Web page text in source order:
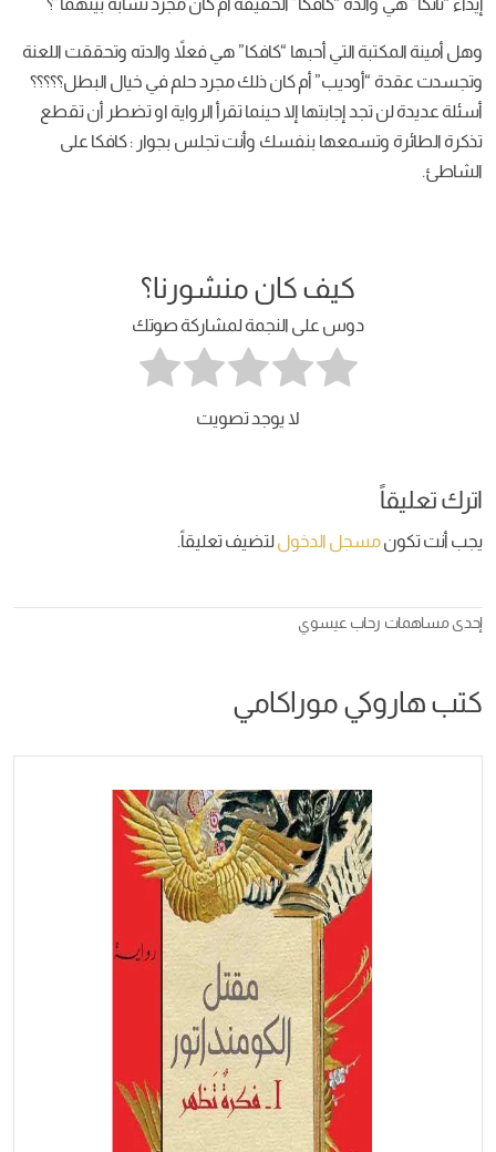
إيذاء “ناتكا” هي والدة “كافكا” الحقيقة أم كان مجرد تشابه بينهما”؟
وهل أمينة المكتبة التي أحبها “كافكا” هي فعلاً والدته وتحققت اللعنة
وتجسدت عقدة “أوديب” أم كان ذلك مجرد حلم في خيال البطل؟؟؟؟؟
أسئلة عديدة لن تجد إجابتها إلا حينما تقرأ الرواية او تضطر أن تقطع
تذكرة الطائرة وتسمعها بنفسك وأنت تجلس بجوار : كافكا على
الشاطئ.
كيف كان منشورنا؟
دوس على النجمة لمشاركة صوتك
لا يوجد تصويت
اترك تعليقاً
يجب أنت تكونمسجل الدخوللتضيف تعليقاً.
إحدى مساهمات رحاب عيسوي
كتب هاروكي موراكامي